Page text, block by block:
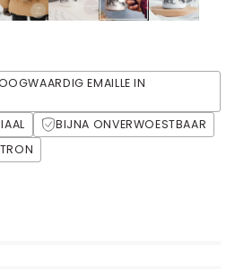
EMAILLE IN
BIJNA ONVERWOESTBAAR